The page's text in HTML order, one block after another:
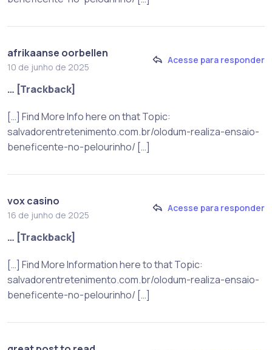
afrikaanse oorbellen
10 de junho de 2025
Acesse para responder
… [Trackback]
[…] Find More Info here on that Topic:
salvadorentretenimento.com.br/olodum-realiza-ensaio-
beneficente-no-pelourinho/ […]
vox casino
16 de junho de 2025
Acesse para responder
… [Trackback]
[…] Find More Information here to that Topic:
salvadorentretenimento.com.br/olodum-realiza-ensaio-
beneficente-no-pelourinho/ […]